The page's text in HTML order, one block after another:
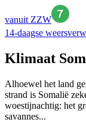
vanuit ZZW
14-daagse
Klimaat
Alhoewel het land
strand is Somalië
woestijnachtig: het
savannes...